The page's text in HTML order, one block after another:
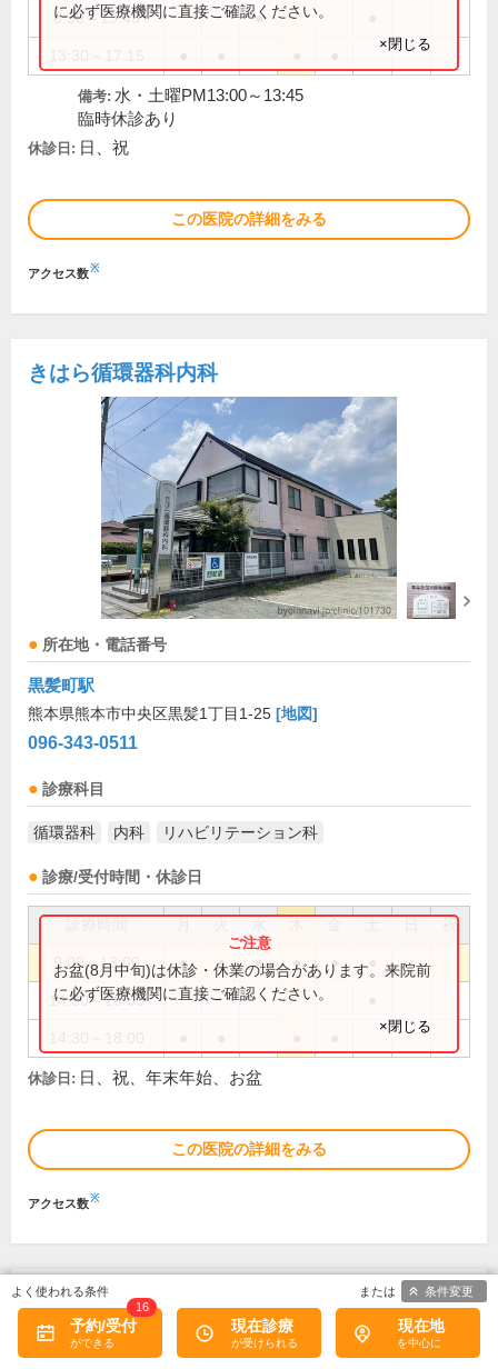
8:30～13:45 ●
に必ず医療機関に直接ご確認ください。
×閉じる
備考: 水・土曜PM13:00～13:45
臨時休診あり
休診日: 日、祝
この医院の詳細をみる
アクセス数※
きはら循環器科内科
所在地・電話番号
黒髪町駅
熊本県熊本市中央区黒髪1丁目1-25 [地図]
096-343-0511
診療科目
循環器科 内科 リハビリテーション科
診療/受付時間・休診日
祝
9:00～13:00 ● ● ● ● ●
14:30～16:00
お盆(8月中旬)は休診・休業の場合があります。来院前
に必ず医療機関に直接ご確認ください。
×閉じる
休診日: 日、祝、年末年始、お盆
この医院の詳細をみる
アクセス数※
たなか益田クリニック
予約/受付
16
現在診療 現在地
条件変更